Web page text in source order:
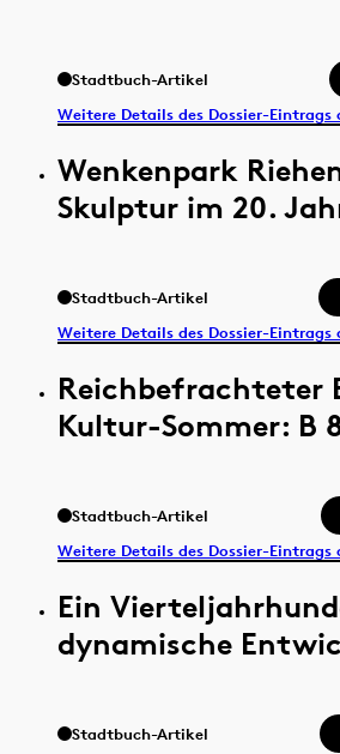
Stadtbuch-Artikel
Weitere Details des Dossier-Eintrags
Wenkenpark
Skulptur im 20.
Stadtbuch-Artikel
Weitere Details des Dossier-Eintrags
Reichbefrachteter
Kultur-Sommer: B
Stadtbuch-Artikel
Weitere Details des Dossier-Eintrags
Ein
dynamische
Stadtbuch-Artikel